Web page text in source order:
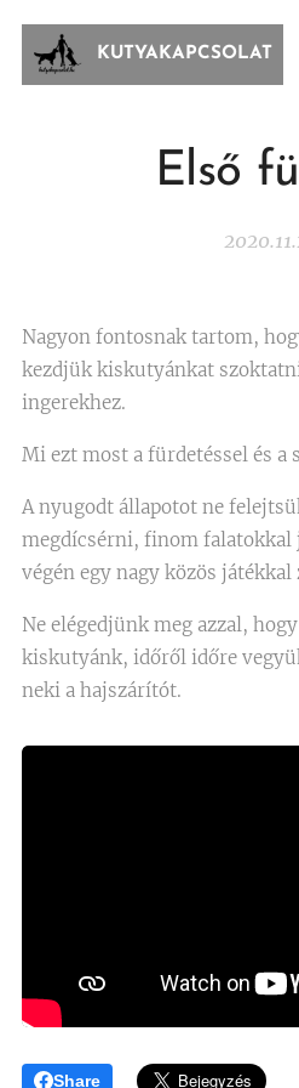
KUTYAKAPCSOLAT
Első
Nagyon fontosnak tartom,
kezdjük kiskutyánkat
ingerekhez.
Mi ezt most a fürdetéssel és a
A nyugodt állapotot ne
megdícsérni, finom falatokkal
végén egy nagy közös játékkal
Ne elégedjünk meg azzal,
kiskutyánk, időről időre
neki a hajszárítót. 😊
Share